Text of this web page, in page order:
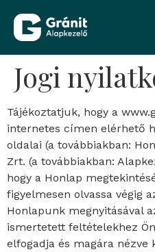
Jogi
Tájékoztatjuk, hogy a
internetes címen elérhető
oldalai (a továbbiakban:
Zrt. (a továbbiakban:
hogy a Honlap
figyelmesen olvassa végig
Honlapunk megnyitásával
ismertetett feltételekhez
elfogadja és magára nézve